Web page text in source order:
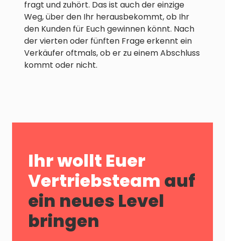
fragt und zuhört. Das ist auch der einzige
Weg, über den Ihr herausbekommt, ob Ihr
den Kunden für Euch gewinnen könnt. Nach
der vierten oder fünften Frage erkennt ein
Verkäufer oftmals, ob er zu einem Abschluss
kommt oder nicht.
Ihr wollt Euer
Vertriebsteam auf
ein neues Level
bringen